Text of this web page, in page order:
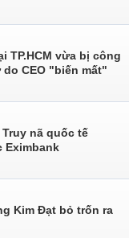
TP.HCM vừa bị công
CEO "biến mất"
nã quốc tế
Eximbank
Kim Đạt bỏ trốn ra